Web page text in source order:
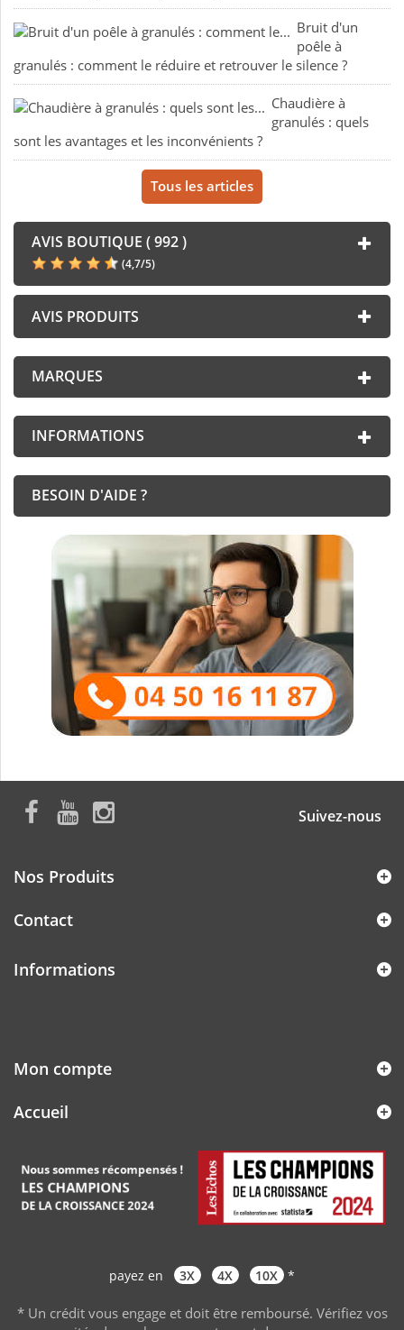
Bruit d'un
poêle à
granulés : comment le réduire et retrouver le silence ?
Chaudière à
granulés : quels
sont les avantages et les inconvénients ?
Tous les articles
AVIS BOUTIQUE ( 992 )
(4,7/5)
AVIS PRODUITS
MARQUES
INFORMATIONS
BESOIN D'AIDE ?
Suivez-nous
Nos Produits
Contact
Informations
Mon compte
Accueil
payez en 3X 4X 10X *
* Un crédit vous engage et doit être remboursé. Vérifiez vos